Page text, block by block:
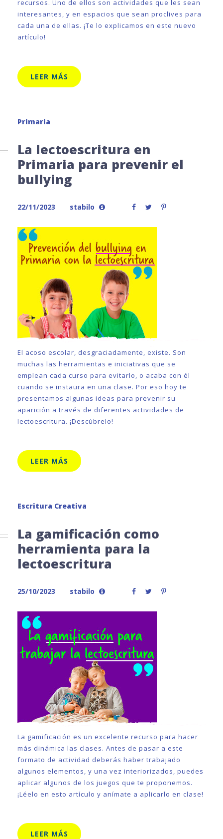
recursos. Uno de ellos son actividades que les sean
interesantes, y en espacios que sean proclives para
cada una de ellas. ¡Te lo explicamos en este nuevo
artículo!
LEER MÁS
Primaria
La lectoescritura en
Primaria para prevenir el
bullying
22/11/2023 stabilo
El acoso escolar, desgraciadamente, existe. Son
muchas las herramientas e iniciativas que se
emplean cada curso para evitarlo, o acaba con él
cuando se instaura en una clase. Por eso hoy te
presentamos algunas ideas para prevenir su
aparición a través de diferentes actividades de
lectoescritura. ¡Descúbrelo!
LEER MÁS
Escritura Creativa
La gamificación como
herramienta para la
lectoescritura
25/10/2023 stabilo
La gamificación es un excelente recurso para hacer
más dinámica las clases. Antes de pasar a este
formato de actividad deberás haber trabajado
algunos elementos, y una vez interiorizados, puedes
aplicar algunos de los juegos que te proponemos.
¡Léelo en esto artículo y anímate a aplicarlo en clase!
LEER MÁS